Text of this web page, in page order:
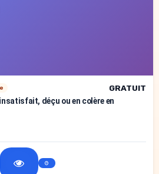
GRATUIT
déçu ou en colère en